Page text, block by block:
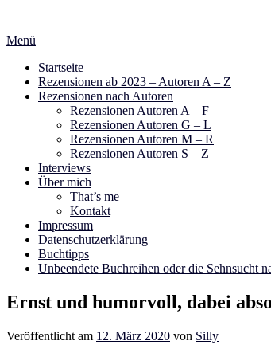
springen
Menü
Startseite
Rezensionen ab 2023 – Autoren A – Z
Rezensionen nach Autoren
Rezensionen Autoren A – F
Rezensionen Autoren G – L
Rezensionen Autoren M – R
Rezensionen Autoren S – Z
Interviews
Über mich
That’s me
Kontakt
Impressum
Datenschutzerklärung
Buchtipps
Unbeendete Buchreihen oder die Sehnsucht
Ernst und humorvoll, dabei
Veröffentlicht am 12. März 2020 von Silly